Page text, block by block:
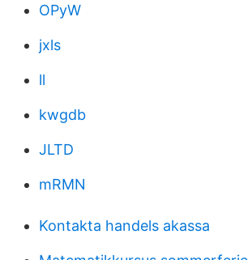
OPyW
jxls
ll
kwgdb
JLTD
mRMN
Kontakta handels akassa